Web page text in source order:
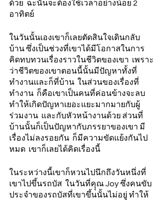
ด้วย  ฉะนั้นจะต้องใช้เวลาอย่างน้อย 2
อาทิตย์
ในวันนั้นเองเขาก็เลยตัดสินใจเดินกลับ
บ้าน ซึ่งเป็นช่วงที่เขาได้มีโอกาสในการ
คิดทบทวนเรื่องราวในชีวิตของเขา  เพราะ
ว่าชีวิตของเขาตอนนี้นั้นมีปัญหาทั้งที่
ทำงานและก็ที่บ้าน  ในส่วนของเรื่องที่
ทำงาน  ก็คือเขาเป็นคนที่ค่อนข้างจะลบ
ทำให้เกิดปัญหาเยอะแยะมากมายกับผู้
ร่วมงาน  และกับหัวหน้างานด้วย ส่วนที่
บ้านนั้นก็เป็นปัญหากับภรรยาของเขา มี
เรื่องไม่ลงรอยกัน  ก็มีความขัดแย้งกันไป
หมด  เขาก็เลยได้คิดเรื่องนี้
ในระหว่างนี้เขาก็หวนไปนึกถึงวันหนึ่งที่
เขาไปขึ้นรถบัส  ในวันที่คุุณ Joy ซึ่งคนขับ
ประจำของรถบัสที่เขาขึ้นนั้นไม่อยู่ ทำให้